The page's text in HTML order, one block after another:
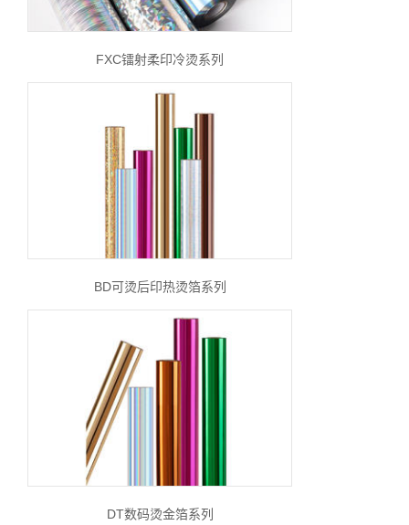
FXC镭射柔印冷烫系列
BD可烫后印热烫箔系列
DT数码烫金箔系列